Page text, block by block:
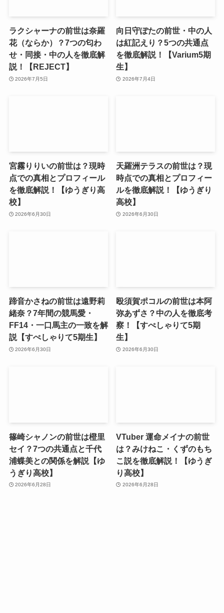
ラクシャーナの前世は奈羅
花（ならか）？7つの匂わ
せ・同接・中の人を徹底解
説！【REJECT】
2026年7月5日
向日守ぽたの前世・中の人
は紅記えり？5つの共通点
を徹底解説！【Varium5期
生】
2026年7月4日
宮霧りりいの前世は？現時
点での真相とプロフィール
を徹底解説！【ゆうぎり高
校】
2026年6月30日
天羅洲テラスの前世は？現
時点での真相とプロフィー
ルを徹底解説！【ゆうぎり
高校】
2026年6月30日
蹄音かさねの前世は遠野莉
緒奈？7年間の競馬愛・
FF14・一口馬主の一致を解
説【すぺしゃりて5期生】
2026年6月30日
殴須賀ポコルの前世は本阿
弥あずさ？中の人を徹底考
察！【すぺしゃりて5期
生】
2026年6月30日
篠崎シャノンの前世は橙里
セイ？7つの共通点と千代
浦蝶美との関係を解説【ゆ
うぎり高校】
2026年6月28日
VTuber 運命メイナの前世
は？みけねこ・くずのもち
こ説を徹底解説！【ゆうぎ
り高校】
2026年6月28日